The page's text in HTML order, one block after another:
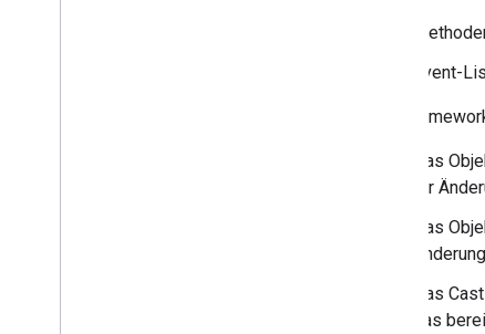
Event-
Das
Das
für
Das
Das
das